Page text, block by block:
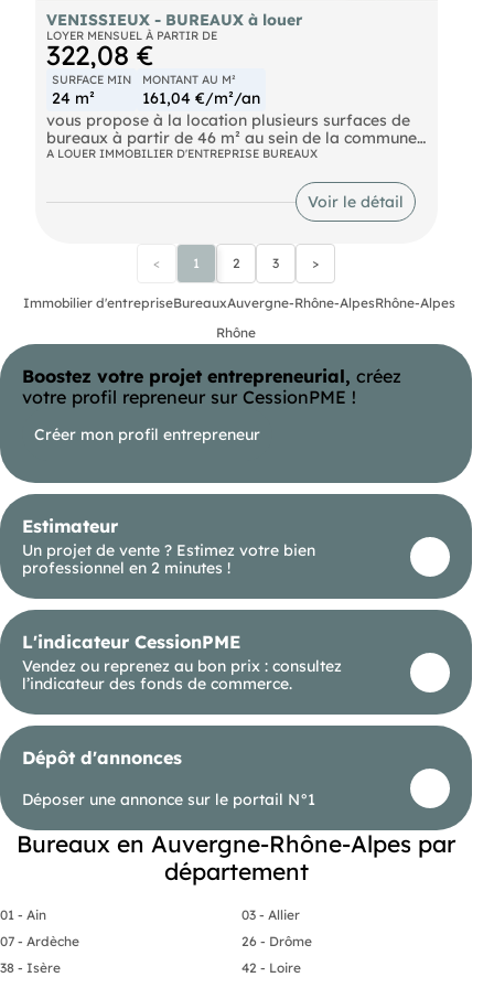
VENISSIEUX - BUREAUX à louer
LOYER MENSUEL À PARTIR DE
322,08 €
SURFACE MIN
24 m²
MONTANT AU M²
161,04 €/m²/an
vous propose à la location plusieurs surfaces de
bureaux à partir de 46 m² au sein de la commune
de Vénissieux dans un bâtiment de plain-pied.
grands axes routiers. En façade sur l'avenue
(possibilité d'enseigne).
A LOUER IMMOBILIER D'ENTREPRISE BUREAUX
Voir le détail
< 1 2 3 >
Immobilier d'entrepriseBureauxAuvergne-Rhône-AlpesRhône-Alpes
Rhône
Boostez votre projet entrepreneurial, créez
votre profil repreneur sur CessionPME !
Créer mon profil entrepreneur
Estimateur
Un projet de vente ? Estimez votre bien
professionnel en 2 minutes !
L'indicateur CessionPME
Vendez ou reprenez au bon prix : consultez
l’indicateur des fonds de commerce.
Dépôt d'annonces
Déposer une annonce sur le portail N°1
Bureaux en Auvergne-Rhône-Alpes par
département
01 - Ain
03 - Allier
07 - Ardèche
26 - Drôme
38 - Isère
42 - Loire